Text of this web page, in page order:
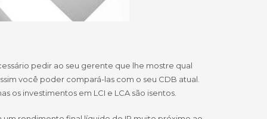
pedir ao seu gerente que lhe mostre qual
você poder compará-las com o seu CDB atual.
os investimentos em LCI e LCA são isentos.